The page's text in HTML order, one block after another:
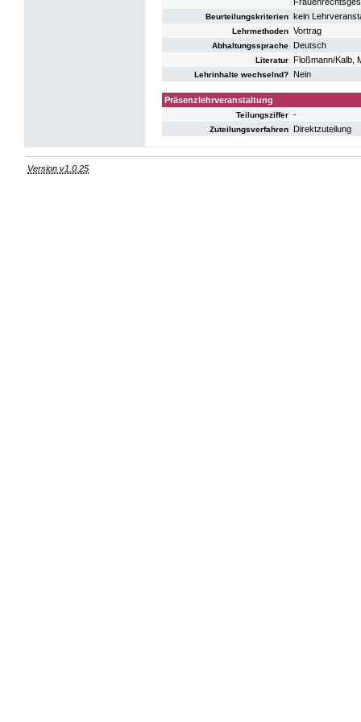
Beurteilungskriterien kein
Lehrmethoden Vortrag
Abhaltungssprache Deutsch
Literatur Floßmann/Kalb,
Lehrinhalte wechselnd? Nein
Präsenzlehrveranstaltung
Teilungsziffer -
Zuteilungsverfahren Direktzuteilung
Version v1.0.25